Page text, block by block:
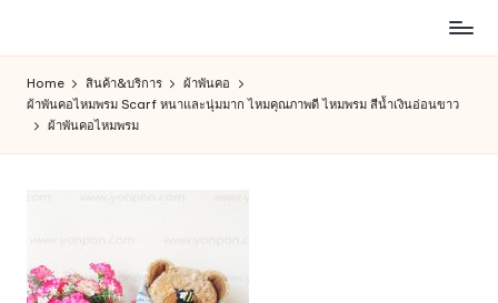
content
สินค้า
ออนไลน์
รัก
Home สินค้า&บริการ
ผ้าพันคอ
ผ้าพันคอไหมพรม Scarf หนาและนุ่มมาก ไหมคุณภาพดี ไหมพรม สีน้ำเงินอ่อนขาว
ผ้าพันคอไหมพรม